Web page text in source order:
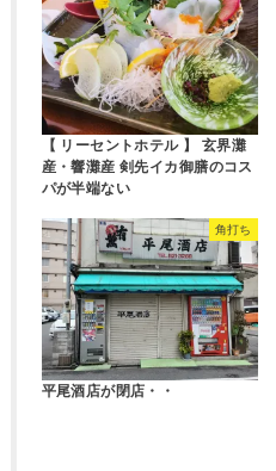
【 リーセントホテル 】 玄界灘
産・響灘産 剣先イカ御膳のコス
パが半端ない
角打ち
平尾酒店が閉店・・